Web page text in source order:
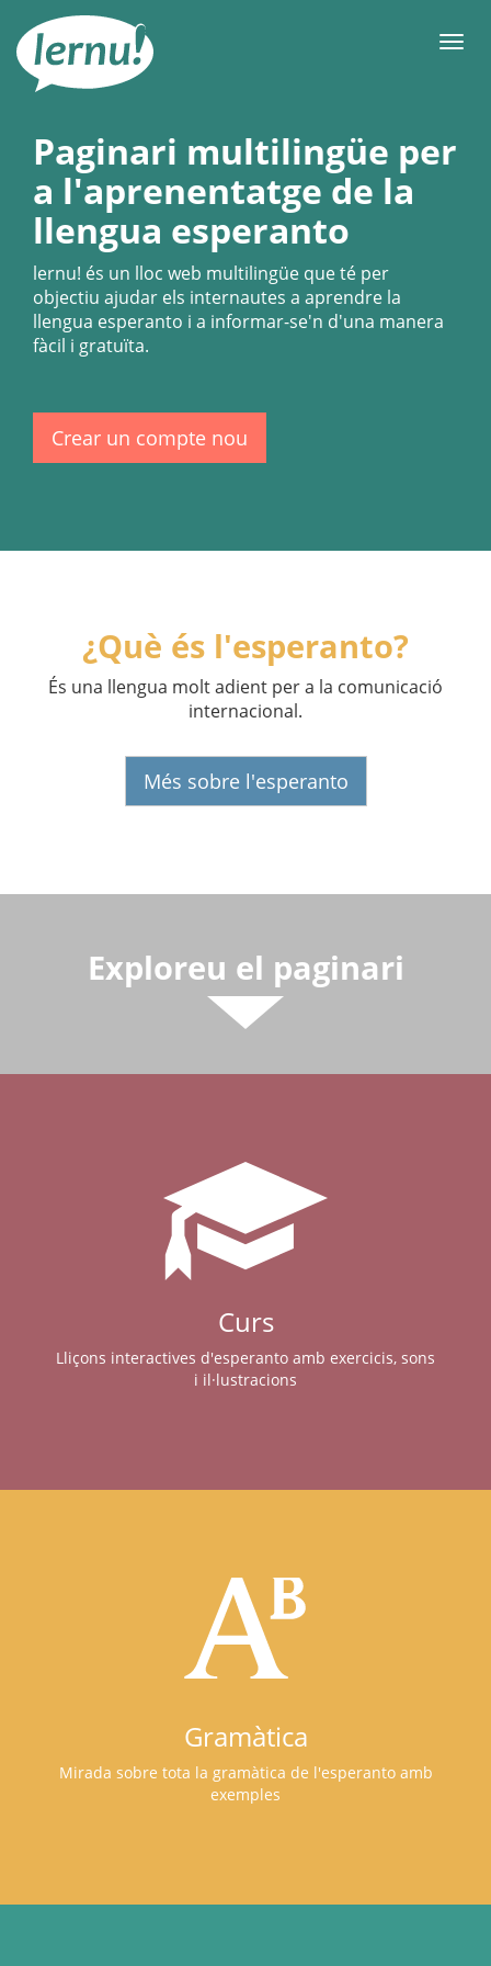
contingut
Paginari multilingüe per
a l'aprenentatge de la
llengua esperanto
lernu! és un lloc web multilingüe que té per
objectiu ajudar els internautes a aprendre la
llengua esperanto i a informar-se'n d'una manera
fàcil i gratuïta.
Crear un compte nou
¿Què és l'esperanto?
És una llengua molt adient per a la comunicació
internacional.
Més sobre l'esperanto
Exploreu el paginari
Curs
Lliçons interactives d'esperanto amb exercicis, sons
i il·lustracions
Gramàtica
Mirada sobre tota la gramàtica de l'esperanto amb
exemples